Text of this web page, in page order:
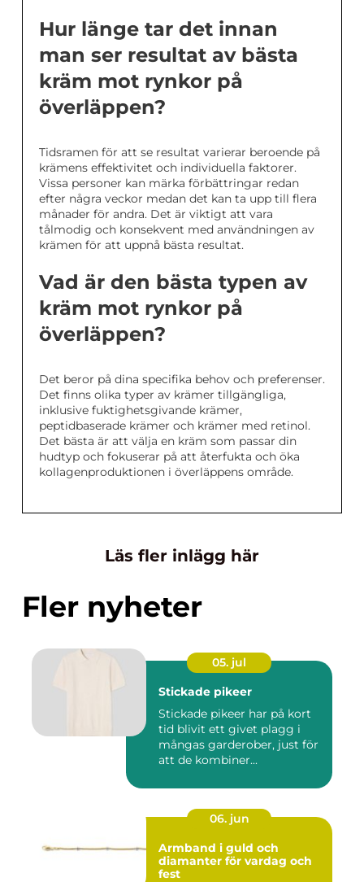
Hur länge tar det innan
man ser resultat av bästa
kräm mot rynkor på
överläppen?
Tidsramen för att se resultat varierar beroende på
krämens effektivitet och individuella faktorer.
Vissa personer kan märka förbättringar redan
efter några veckor medan det kan ta upp till flera
månader för andra. Det är viktigt att vara
tålmodig och konsekvent med användningen av
krämen för att uppnå bästa resultat.
Vad är den bästa typen av
kräm mot rynkor på
överläppen?
Det beror på dina specifika behov och preferenser.
Det finns olika typer av krämer tillgängliga,
inklusive fuktighetsgivande krämer,
peptidbaserade krämer och krämer med retinol.
Det bästa är att välja en kräm som passar din
hudtyp och fokuserar på att återfukta och öka
kollagenproduktionen i överläppens område.
Läs fler inlägg här
Fler nyheter
05. jul
Stickade pikeer
Stickade pikeer har på kort
tid blivit ett givet plagg i
mångas garderober, just för
att de kombiner...
06. jun
Armband i guld och
diamanter för vardag och
fest